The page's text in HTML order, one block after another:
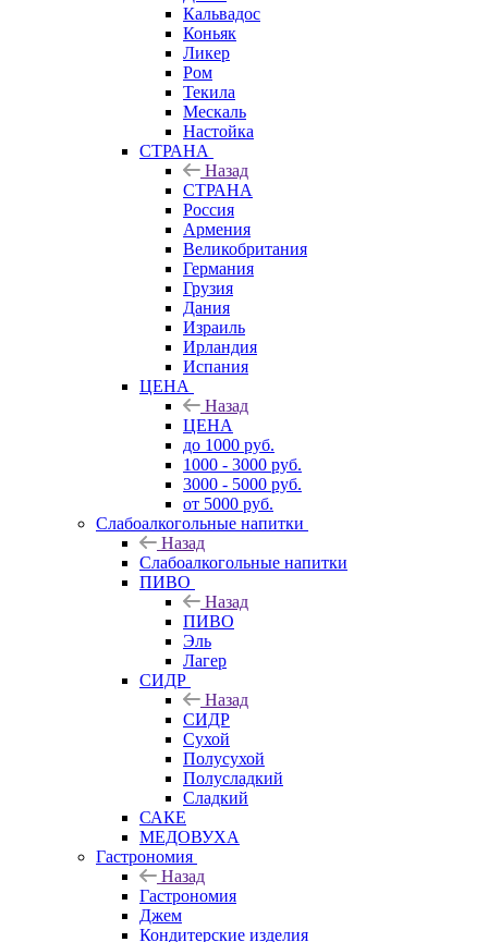
Кальвадос
Коньяк
Ликер
Ром
Текила
Мескаль
Настойка
СТРАНА
Назад
СТРАНА
Россия
Армения
Великобритания
Германия
Грузия
Дания
Израиль
Ирландия
Испания
ЦЕНА
Назад
ЦЕНА
до 1000 руб.
1000 - 3000 руб.
3000 - 5000 руб.
от 5000 руб.
Слабоалкогольные напитки
Назад
Слабоалкогольные напитки
ПИВО
Назад
ПИВО
Эль
Лагер
СИДР
Назад
СИДР
Сухой
Полусухой
Полусладкий
Сладкий
САКЕ
МЕДОВУХА
Гастрономия
Назад
Гастрономия
Джем
Кондитерские изделия